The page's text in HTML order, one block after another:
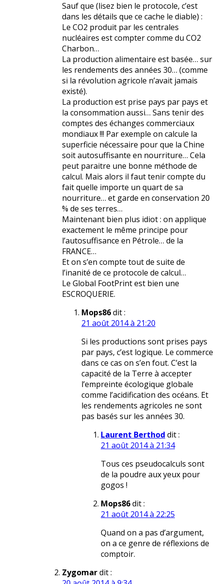
Sauf que (lisez bien le protocole, c’est
dans les détails que ce cache le diable) :
Le CO2 produit par les centrales
nucléaires est compter comme du CO2
Charbon…
La production alimentaire est basée… sur
les rendements des années 30… (comme
si la révolution agricole n’avait jamais
existé).
La production est prise pays par pays et
la consommation aussi… Sans tenir des
comptes des échanges commerciaux
mondiaux !!! Par exemple on calcule la
superficie nécessaire pour que la Chine
soit autosuffisante en nourriture… Cela
peut paraitre une bonne méthode de
calcul. Mais alors il faut tenir compte du
fait quelle importe un quart de sa
nourriture… et garde en conservation 20
% de ses terres…
Maintenant bien plus idiot : on applique
exactement le même principe pour
l’autosuffisance en Pétrole… de la
FRANCE…
Et on s’en compte tout de suite de
l’inanité de ce protocole de calcul…
Le Global FootPrint est bien une
ESCROQUERIE.
Mops86dit :
21 août 2014 à 21:20
Si les productions sont prises pays
par pays, c’est logique. Le commerce
dans ce cas on s’en fout. C’est la
capacité de la Terre à accepter
l’empreinte écologique globale
comme l’acidification des océans. Et
les rendements agricoles ne sont
pas basés sur les années 30.
Laurent Berthod dit :
21 août 2014 à 21:34
Tous ces pseudocalculs sont
de la poudre aux yeux pour
gogos !
Mops86dit :
21 août 2014 à 22:25
Quand on a pas d’argument,
on a ce genre de réflexions de
comptoir.
Zygomardit :